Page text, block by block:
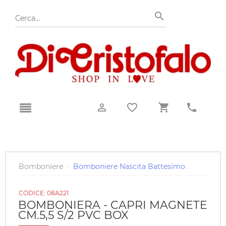
Bomboniere › Bomboniere Nascita Battesimo
CODICE: 08A221
BOMBONIERA - CAPRI MAGNETE
CM.5,5 S/2 PVC BOX